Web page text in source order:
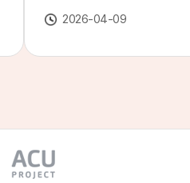
본 조사는 2025. 3. 1~2026. 2.
에 운영된 원격강좌(이러닝) 현
강좌(12-바)'에 데이터를 연계할
인시 캠퍼스인 경우 해당 캠퍼스
있는 기관명을 선택하시면 됩니
2026-04-09